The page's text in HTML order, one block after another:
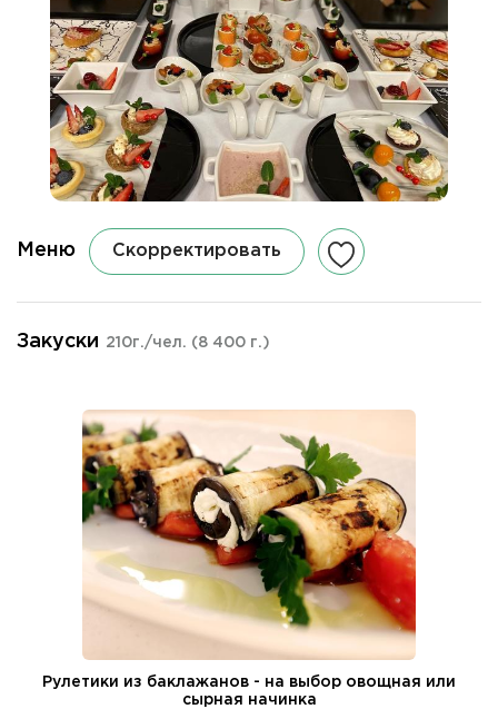
Меню Скорректировать
Закуски 210г./чел. (8 400 г.)
Рулетики из баклажанов - на выбор овощная или
сырная начинка